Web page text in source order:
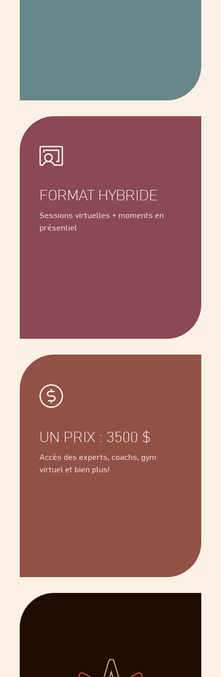
FORMAT HYBRIDE
Sessions virtuelles + moments en
présentiel
UN PRIX : 3500 $
Accès des experts, coachs, gym
virtuel et bien plus!